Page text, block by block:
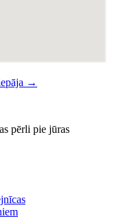
→
pērli pie jūras